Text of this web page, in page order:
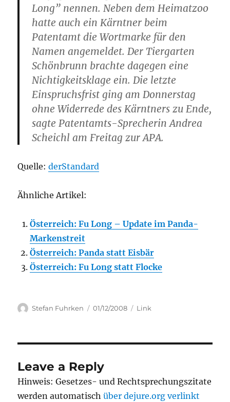
Long” nennen. Neben dem Heimatzoo
hatte auch ein Kärntner beim
Patentamt die Wortmarke für den
Namen angemeldet. Der Tiergarten
Schönbrunn brachte dagegen eine
Nichtigkeitsklage ein. Die letzte
Einspruchsfrist ging am Donnerstag
ohne Widerrede des Kärntners zu Ende,
sagte Patentamts-Sprecherin Andrea
Scheichl am Freitag zur APA.
Quelle:derStandard
Ähnliche Artikel:
Österreich: Fu Long – Update im Panda-
Markenstreit
Österreich: Panda statt Eisbär
Österreich: Fu Long statt Flocke
Author
Stefan Fuhrken
Posted
01/12/2008 Categories
Link
Leave a Reply
Hinweis: Gesetzes- und Rechtsprechungszitate
werden automatischüber dejure.org verlinkt